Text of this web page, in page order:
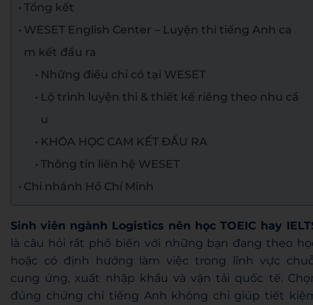
Tổng kết
WESET English Center – Luyện thi tiếng Anh ca
m kết đầu ra
Những điều chỉ có tại WESET
Lộ trình luyện thi & thiết kế riêng theo nhu cầ
u
KHÓA HỌC CAM KẾT ĐẦU RA
Thông tin liên hệ WESET
Chi nhánh Hồ Chí Minh
Sinh viên ngành Logistics nên học TOEIC hay
là câu hỏi rất phổ biến với những bạn đang theo
hoặc có định hướng làm việc trong lĩnh vực
cung ứng, xuất nhập khẩu và vận tải quốc tế.
đúng chứng chỉ tiếng Anh không chỉ giúp tiết